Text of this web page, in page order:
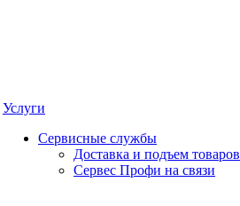
Услуги
Сервисные службы
Доставка и подъем товаров
Сервес Профи на связи